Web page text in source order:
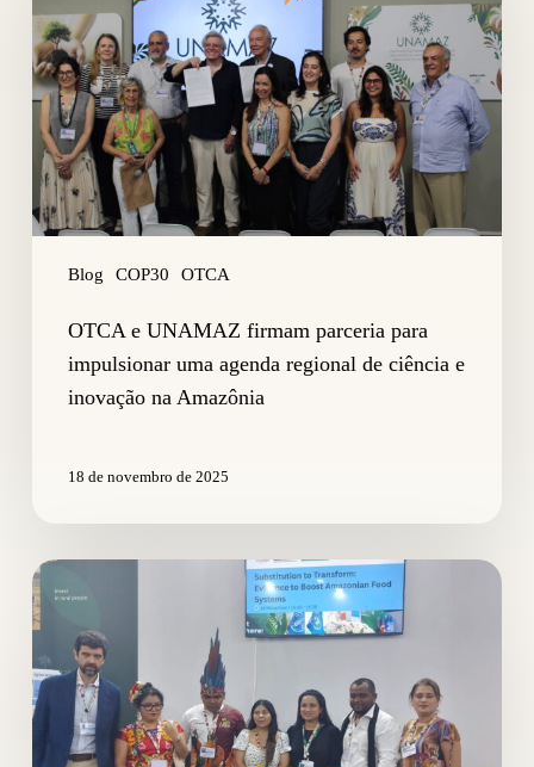
Blog COP30 OTCA
firmam
parceria
para
impulsionar
uma
agenda
regional
ciência
inovação
Amazônia
OTCA e UNAMAZ firmam parceria para
impulsionar uma agenda regional de ciência e
inovação na Amazônia
18 de novembro de 2025
Substituir
para
transformar:
evidências
que
impulsionam
sistemas